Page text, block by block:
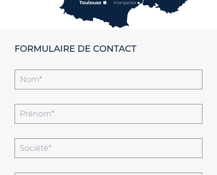
FORMULAIRE DE CONTACT